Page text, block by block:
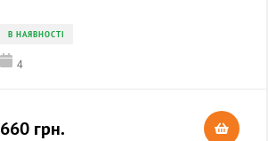
В НАЯВНОСТІ
4
660 грн.